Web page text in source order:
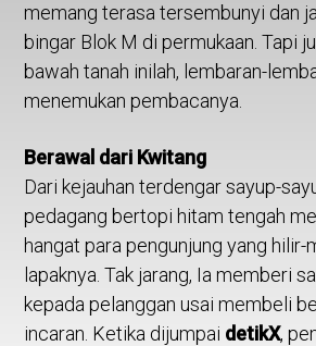
memang terasa tersembunyi dan
bingar Blok M di permukaan. Tapi
bawah tanah inilah, lembaran-
menemukan pembacanya.
Berawal dari Kwitang
Dari kejauhan terdengar sayup-
pedagang bertopi hitam tengah
hangat para pengunjung yang hilir-
lapaknya. Tak jarang, Ia memberi
kepada pelanggan usai membeli
incaran. Ketika dijumpai detikX,